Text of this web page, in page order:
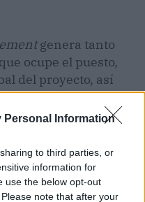
Personal Information
to third parties, or
information for
use the below opt-out
note that after your
genera tanto
ocupe el puesto,
del proyecto, así
reducir el
tareas; como para la
determinado, lo
en la gestión
que disminuye